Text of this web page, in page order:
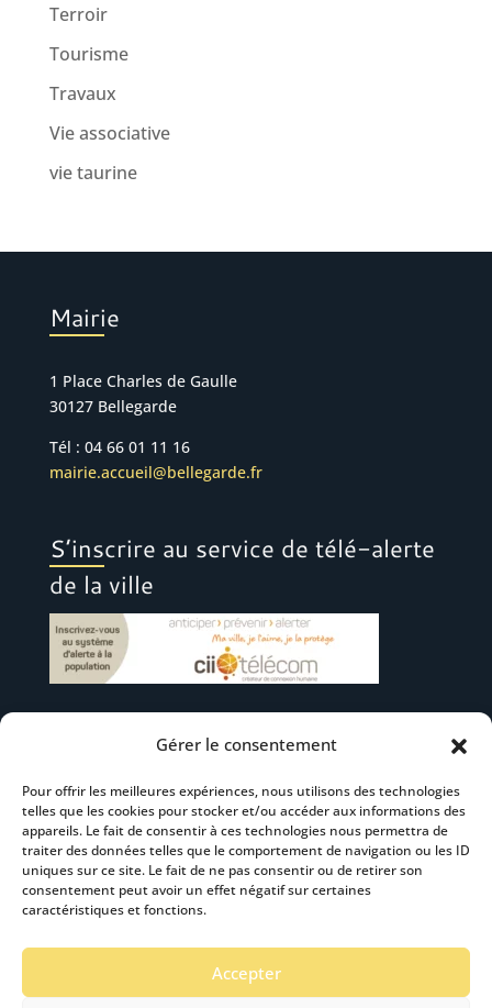
Gérer le consentement
Pour offrir les meilleures expériences, nous utilisons des technologies
telles que les cookies pour stocker et/ou accéder aux informations des
appareils. Le fait de consentir à ces technologies nous permettra de
traiter des données telles que le comportement de navigation ou les ID
uniques sur ce site. Le fait de ne pas consentir ou de retirer son
consentement peut avoir un effet négatif sur certaines
caractéristiques et fonctions.
Accepter
Terroir
Tourisme
Travaux
Vie associative
vie taurine
Mairie
1 Place Charles de Gaulle
30127 Bellegarde
Tél : 04 66 01 11 16
mairie.accueil@bellegarde.fr
S’inscrire au service de télé-alerte
de la ville
Suivez-nous
S’abonner à la newsletter